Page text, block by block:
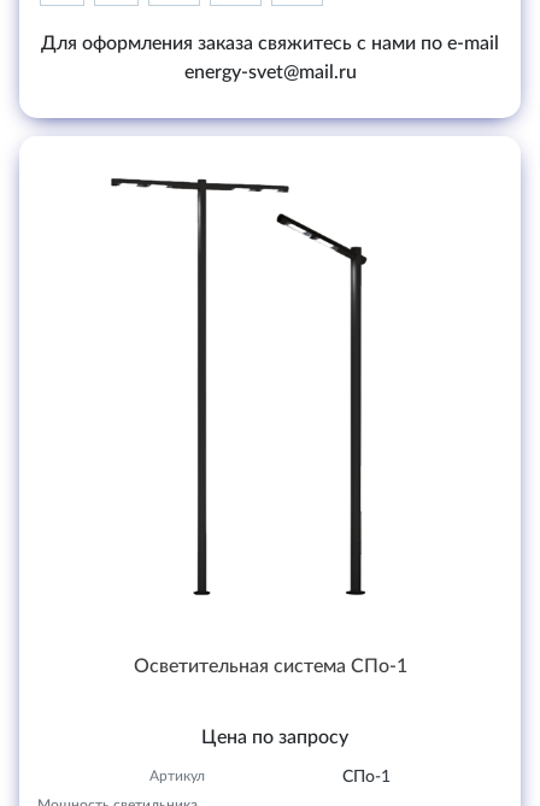
Для оформления заказа свяжитесь с нами по e-mail
energy-svet@mail.ru
Осветительная система СПо-1
Цена по запросу
Артикул СПо-1